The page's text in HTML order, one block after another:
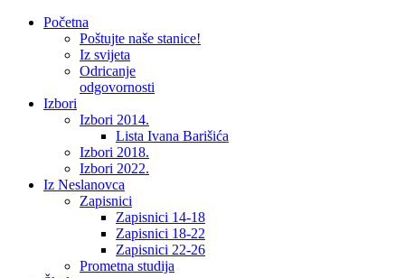
Početna
Poštujte naše stanice!
Iz svijeta
Odricanje
odgovornosti
Izbori
Izbori 2014.
Lista Ivana Barišića
Izbori 2018.
Izbori 2022.
Iz Neslanovca
Zapisnici
Zapisnici 14-18
Zapisnici 18-22
Zapisnici 22-26
Prometna studija